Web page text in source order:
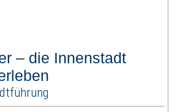
– die Innenstadt